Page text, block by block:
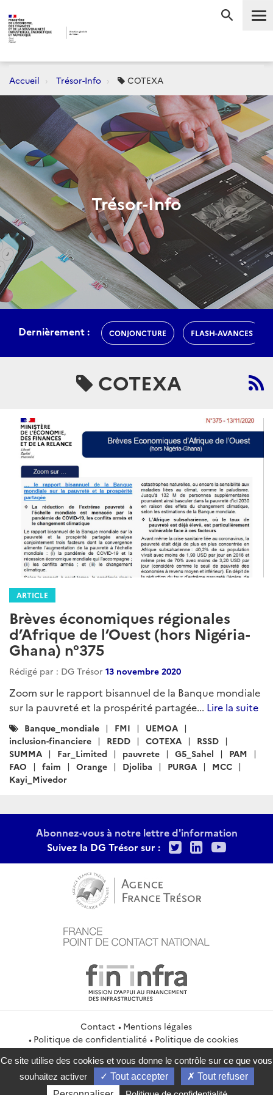
Accueil Trésor-Info COTEXA
Trésor-Info
Dernièrement : CONJONCTURE FLASH-AVANCES
COTEXA
ARTICLE
Brèves économiques régionales
d’Afrique de l’Ouest (hors Nigéria-
Ghana) n°375
Rédigé par : DG Trésor 13 novembre 2020
Zoom sur le rapport bisannuel de la Banque mondiale
sur la pauvreté et la prospérité partagée... Lire la suite
Catégories
:
Banque_mondiale FMI
UEMOA
inclusion-financiere
REDD COTEXA
RSSD
SUMMA
Far_Limited pauvrete G5_Sahel
PAM
FAO
faim Orange Djoliba PURGA
MCC
Kayi_Mivedor
Abonnez-vous à notre lettre d'information
Suivez la DG Trésor sur :
TwitterLinkedIn
Contact
Mentions légales
Politique de confidentialité
Politique de cookies
Gestion des cookies
Flux RSS
service-public.gouv.fr
legifrance.gouv.fr
info.gouv.fr
data.gouv.fr
Ce site utilise des cookies et vous donne le contrôle sur ce que vous
souhaitez activer
Tout accepter
Tout refuser